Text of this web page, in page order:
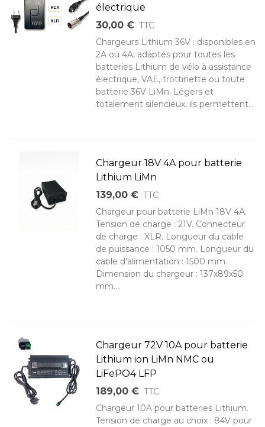
électrique
30,00 € TTC
Chargeurs Lithium 36V : disponibles en
2A ou 4A, adaptés pour toutes les
batteries Lithium de vélo à assistance
électrique, VAE, trottinette ou toute
batterie 36V LiMn. Légers et
totalement silencieux, ils permettent...
Chargeur 18V 4A pour batterie
Lithium LiMn
139,00 € TTC
Chargeur pour batterie LiMn 18V 4A.
Tension de charge : 21V. Connecteur
de charge : XLR. Longueur du cable
de puissance : 1050 mm. Longueur du
cable d'alimentation : 1500 mm.
Dimension du chargeur : 137x89x50
mm....
Chargeur 72V 10A pour batterie
Lithium ion LiMn NMC ou
LiFePO4 LFP
189,00 € TTC
Chargeur 10A pour batteries Lithium.
Tension de charge au choix : 84V pour